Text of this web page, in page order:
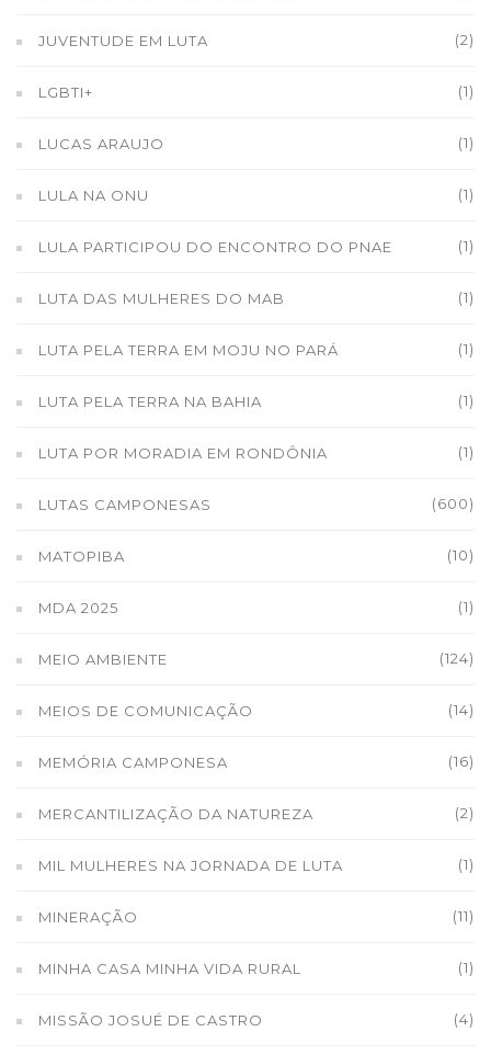
JUVENTUDE EM LUTA (2)
LGBTI+ (1)
LUCAS ARAUJO (1)
LULA NA ONU (1)
LULA PARTICIPOU DO ENCONTRO DO PNAE (1)
LUTA DAS MULHERES DO MAB (1)
LUTA PELA TERRA EM MOJU NO PARÁ (1)
LUTA PELA TERRA NA BAHIA (1)
LUTA POR MORADIA EM RONDÔNIA (1)
LUTAS CAMPONESAS (600)
MATOPIBA (10)
MDA 2025 (1)
MEIO AMBIENTE (124)
MEIOS DE COMUNICAÇÃO (14)
MEMÓRIA CAMPONESA (16)
MERCANTILIZAÇÃO DA NATUREZA (2)
MIL MULHERES NA JORNADA DE LUTA (1)
MINERAÇÃO (11)
MINHA CASA MINHA VIDA RURAL (1)
MISSÃO JOSUÉ DE CASTRO (4)